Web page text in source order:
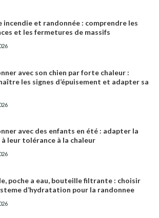
incendie et randonnée : comprendre les
et les fermetures de massifs
avec son chien par forte chaleur :
les signes d’épuisement et adapter sa
avec des enfants en été : adapter la
leur tolérance à la chaleur
poche a eau, bouteille filtrante : choisir
d’hydratation pour la randonnee